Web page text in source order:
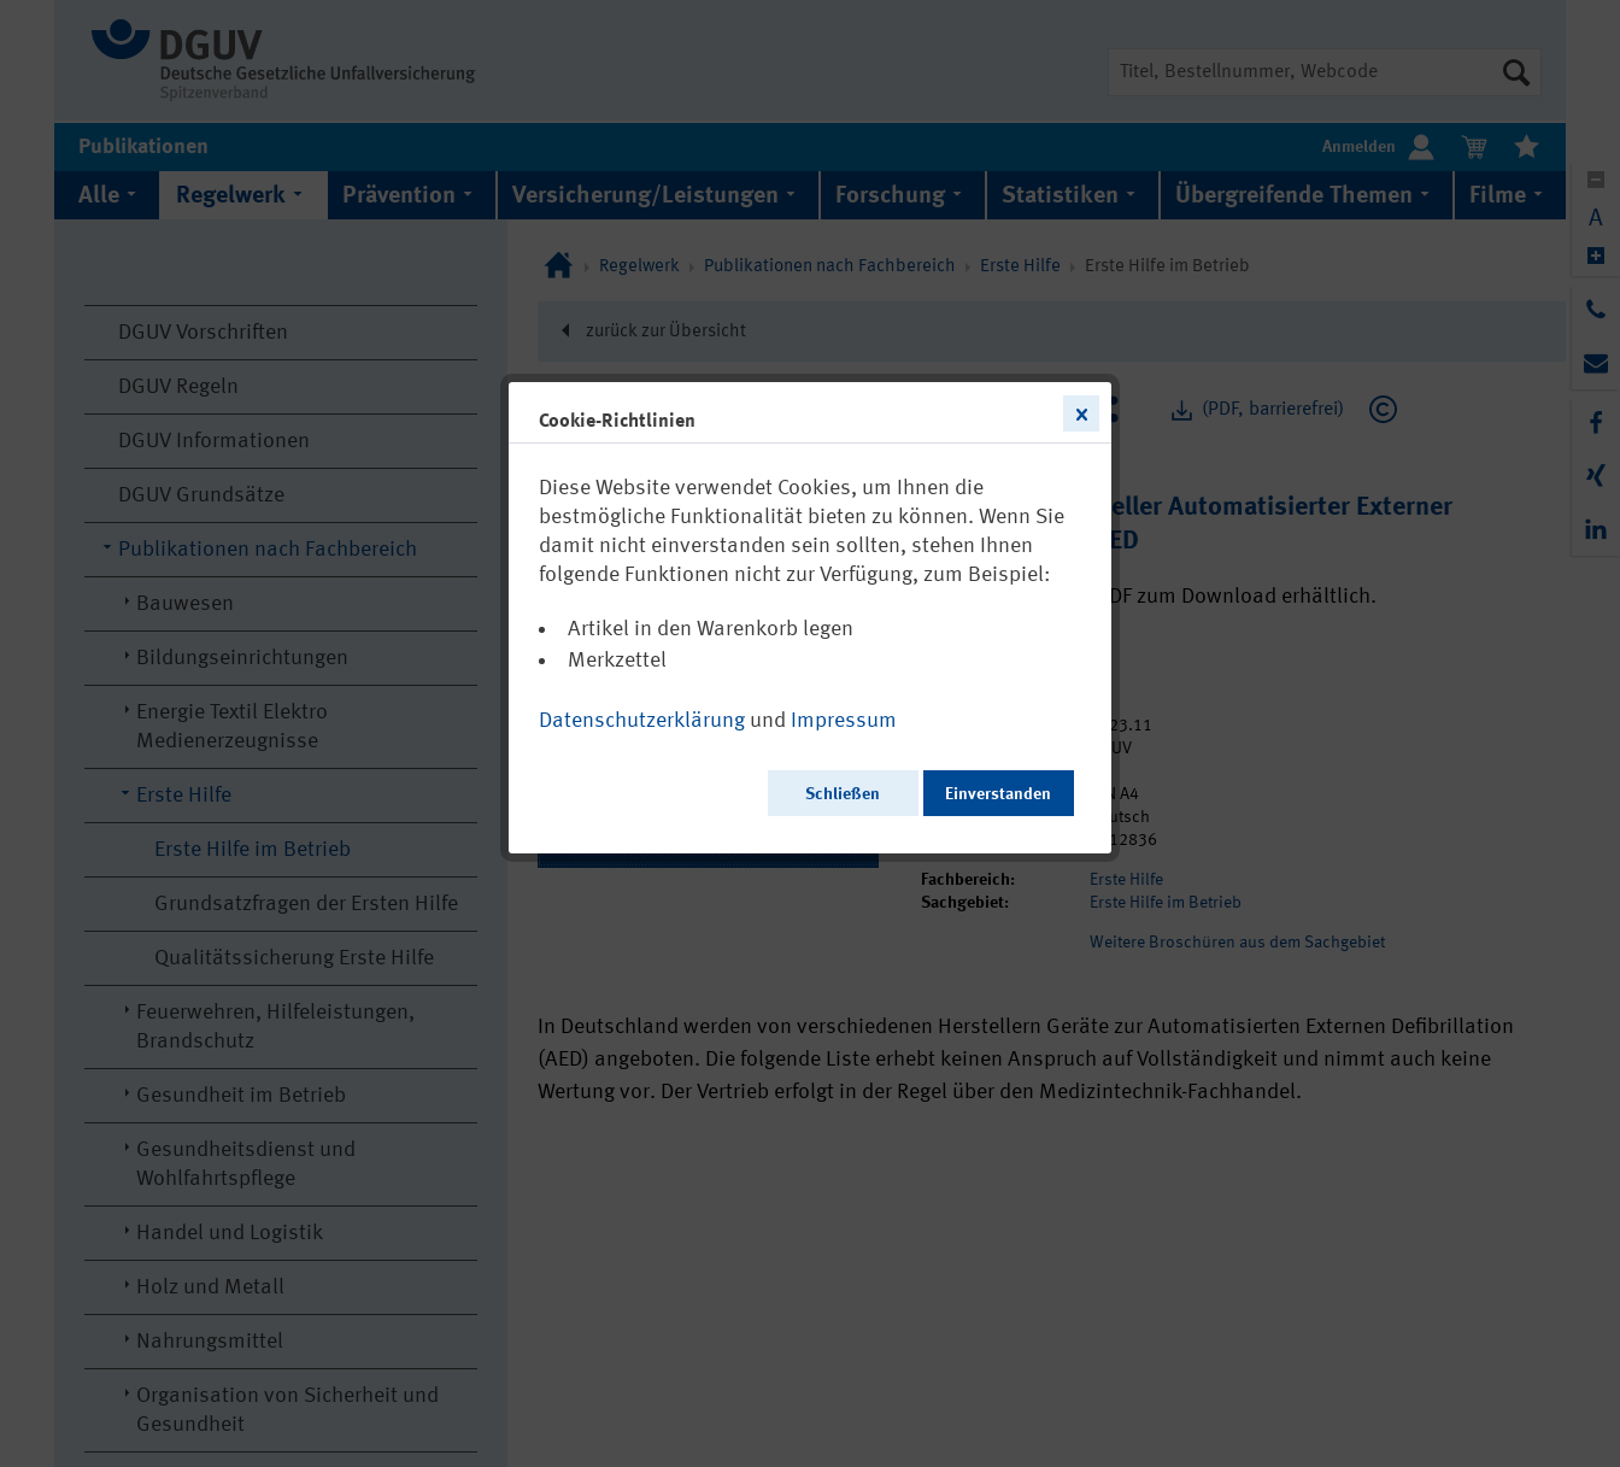
Publikationen Anmelden
Alle Regelwerk Prävention Versicherung/Leistungen Forschung Statistiken Übergreifende Themen Filme
DGUV Vorschriften
DGUV Regeln
DGUV Informationen
DGUV Grundsätze
Publikationen nach Fachbereich
Bauwesen
Bildungseinrichtungen
Energie Textil Elektro
Medienerzeugnisse
Erste Hilfe
Erste Hilfe im Betrieb
Grundsatzfragen der Ersten Hilfe
Qualitätssicherung Erste Hilfe
Feuerwehren, Hilfeleistungen,
Brandschutz
Gesundheit im Betrieb
Gesundheitsdienst und
Wohlfahrtspflege
Handel und Logistik
Holz und Metall
Nahrungsmittel
Organisation von Sicherheit und
Gesundheit
Regelwerk Publikationen nach Fachbereich Erste Hilfe Erste Hilfe im Betrieb
zurück zur Übersicht
(PDF, barrierefrei)
FBEH-050: Hersteller Automatisierter Externer
Defibrillatoren AED
Ausschließlich als PDF zum Download erhältlich.
2023.11
DGUV
Seitenzahl:
Format:
DIN A4
Sprache:
Deutsch
p012836
Fachbereich:
Erste Hilfe
Sachgebiet:
Erste Hilfe im Betrieb
Weitere Broschüren aus dem Sachgebiet
In Deutschland werden von verschiedenen Herstellern Geräte zur Automatisierten Externen Defibrillation
(AED) angeboten. Die folgende Liste erhebt keinen Anspruch auf Vollständigkeit und nimmt auch keine
Wertung vor. Der Vertrieb erfolgt in der Regel über den Medizintechnik-Fachhandel.
A
Cookie-Richtlinien
Diese Website verwendet Cookies, um Ihnen die
bestmögliche Funktionalität bieten zu können. Wenn Sie
damit nicht einverstanden sein sollten, stehen Ihnen
folgende Funktionen nicht zur Verfügung, zum Beispiel:
Artikel in den Warenkorb legen
Merkzettel
Datenschutzerklärung und Impressum
Schließen Einverstanden